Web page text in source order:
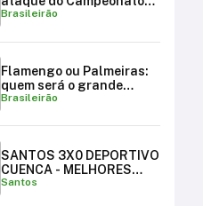
Brasileiro
Brasileirão
Flamengo ou Palmeiras:
quem será o grande
campeão brasileiro?
Brasileirão
SANTOS 3X0 DEPORTIVO
CUENCA - MELHORES
MOMENTOS
Santos